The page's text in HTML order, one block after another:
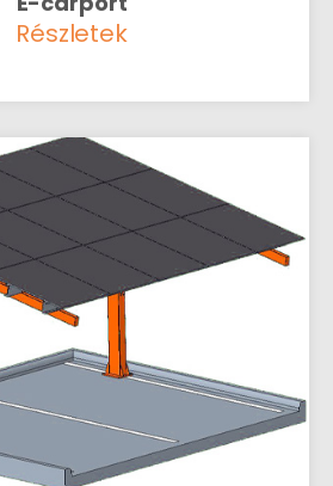
Részletek